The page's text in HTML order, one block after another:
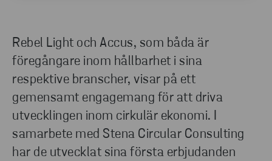
Rebel Light och Accus, som båda är
föregångare inom hållbarhet i sina
respektive branscher, visar på ett
gemensamt engagemang för att driva
utvecklingen inom cirkulär ekonomi. I
samarbete med Stena Circular Consulting
har de utvecklat sina första erbjudanden
omfattande rapport och verktygslåda.
TA DEL AV PAAS RAPPORTEN